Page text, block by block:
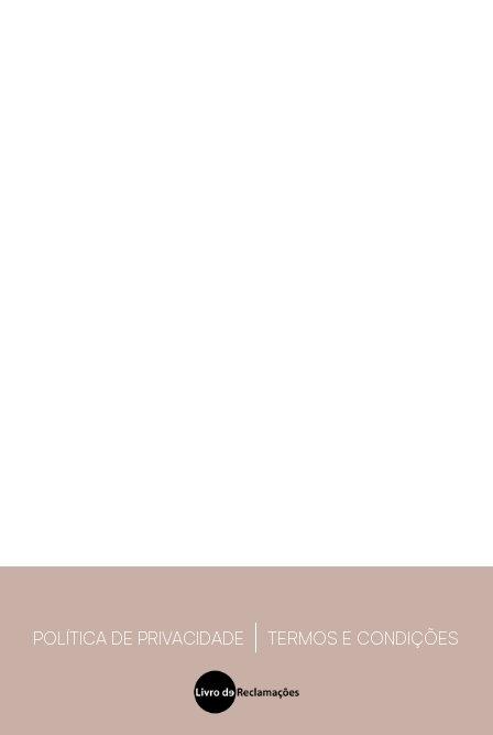
POLÍTICA DE PRIVACIDADE TERMOS E CONDIÇÕES